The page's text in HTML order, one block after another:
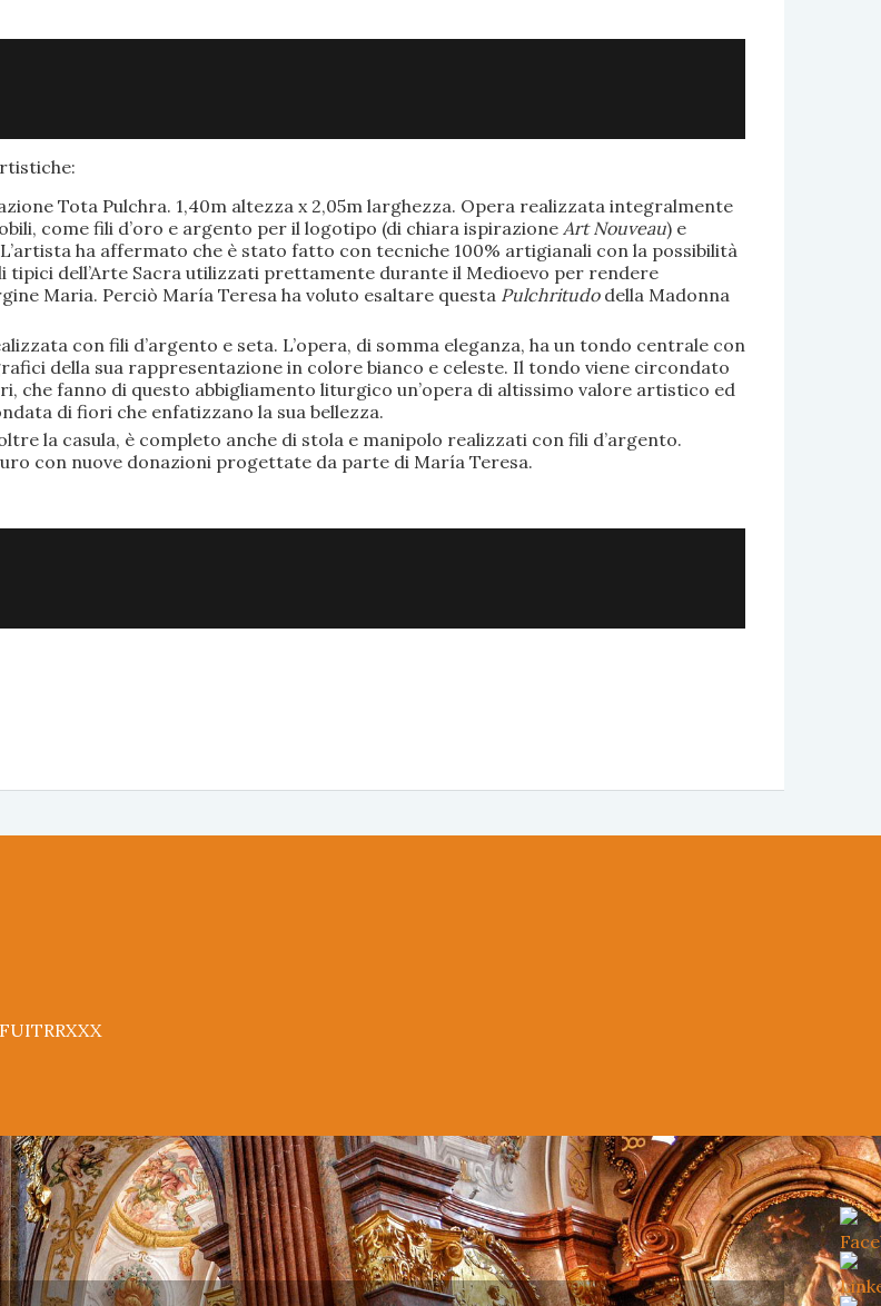
Tota Pulchra. 1,40m altezza x 2,05m larghezza. Opera realizzata integralmente
come fili d’oro e argento per il logotipo (di chiara ispirazioneArt Nouveau) e
ha affermato che è stato fatto con tecniche 100% artigianali con la possibilità
tipici dell’Arte Sacra utilizzati prettamente durante il Medioevo per rendere
Maria. Perciò María Teresa ha voluto esaltare questa Pulchritudo della Madonna
con fili d’argento e seta. L’opera, di somma eleganza, ha un tondo centrale con
della sua rappresentazione in colore bianco e celeste. Il tondo viene circondato
che fanno di questo abbigliamento liturgico un’opera di altissimo valore artistico ed
di fiori che enfatizzano la sua bellezza.
la casula, è completo anche di stola e manipolo realizzati con fili d’argento.
con nuove donazioni progettate da parte di María Teresa.